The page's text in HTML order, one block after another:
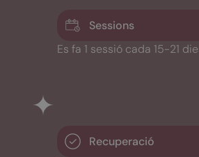
Sessions
Es fa 1 sessió cada 15-21
Recuperació